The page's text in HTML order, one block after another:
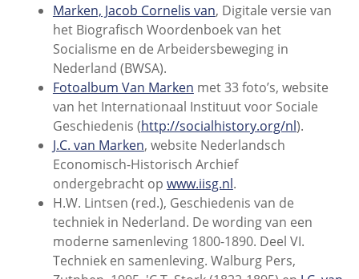
Marken, Jacob Cornelis van, Digitale versie van
het Biografisch Woordenboek van het
Socialisme en de Arbeidersbeweging in
Nederland (BWSA).
Fotoalbum Van Marken met 33 foto’s, website
van het Internationaal Instituut voor Sociale
Geschiedenis (http://socialhistory.org/nl).
J.C. van Marken, website Nederlandsch
Economisch-Historisch Archief
ondergebracht op www.iisg.nl.
H.W. Lintsen (red.), Geschiedenis van de
techniek in Nederland. De wording van een
moderne samenleving 1800-1890. Deel VI.
Techniek en samenleving. Walburg Pers,